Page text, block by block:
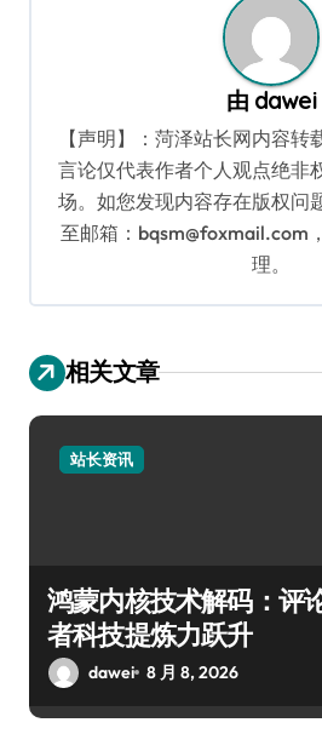
由 dawei
【声明】：菏泽站长网内容转
言论仅代表作者个人观点绝非
场。如您发现内容存在版权问
至邮箱：bqsm@foxmail.com
理。
相关文章
站长资讯
鸿蒙内核技术解码：评
者科技提炼力跃升
dawei 8 月 8, 2026